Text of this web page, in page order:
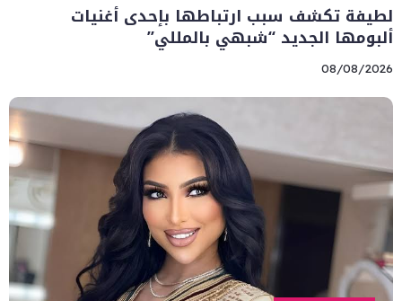
لطيفة تكشف سبب ارتباطها بإحدى أغنيات
ألبومها الجديد “شبهي بالمللي”
08/08/2026